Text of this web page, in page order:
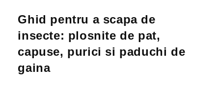
Ghid pentru a scapa de
insecte: plosnite de pat,
capuse, purici si paduchi de
gaina